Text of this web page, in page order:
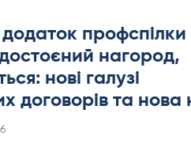
додаток
нагород,
нові галузі
договорів та нова